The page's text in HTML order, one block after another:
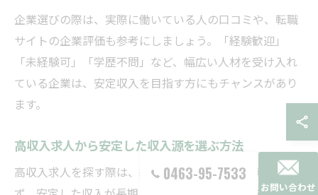
企業選びの際は、実際に働いている人の口コミや、転職
サイトの企業評価も参考にしましょう。「経験歓迎」
「未経験可」「学歴不問」など、幅広い人材を受け入れ
ている企業は、安定収入を目指す方にもチャンスがあり
ます。
高収入求人から安定した収入源を選ぶ方法
高収入求人を探す際は、給与の高さだけに目を奪われ
0463-95-7533
お問い合わせ